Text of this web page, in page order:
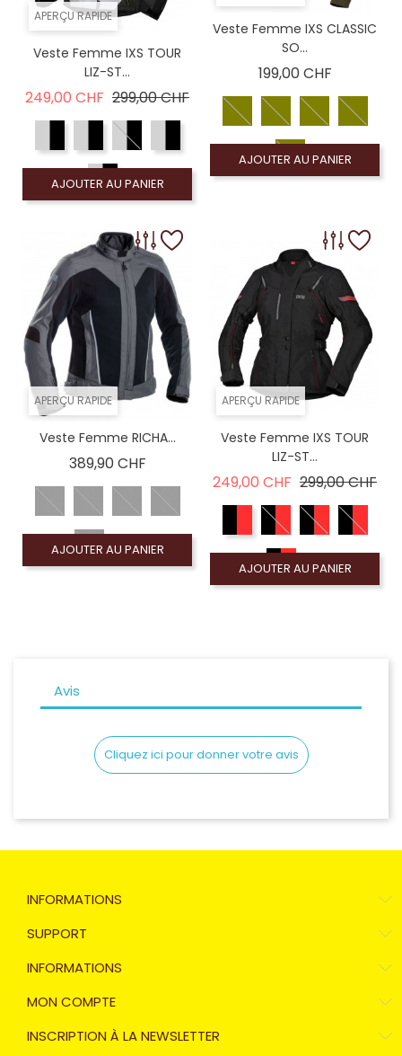
APERÇU RAPIDE
Veste Femme IXS TOUR
LIZ-ST...
249,00 CHF Prix de base
299,00 CHFPrix
AJOUTER AU PANIER
Veste Femme IXS CLASSIC
SO...
199,00 CHFPrix
AJOUTER AU PANIER
APERÇU RAPIDE
Veste Femme RICHA...
389,90 CHFPrix
AJOUTER AU PANIER
APERÇU RAPIDE
Veste Femme IXS TOUR
LIZ-ST...
249,00 CHF Prix de base
299,00 CHFPrix
AJOUTER AU PANIER
Avis
Cliquez ici pour donner votre avis
INFORMATIONS
SUPPORT
INFORMATIONS
MON COMPTE
INSCRIPTION À LA NEWSLETTER